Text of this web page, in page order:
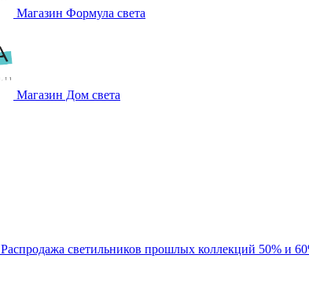
Магазин Формула света
Магазин Дом света
Распродажа светильников прошлых коллекций 50% и